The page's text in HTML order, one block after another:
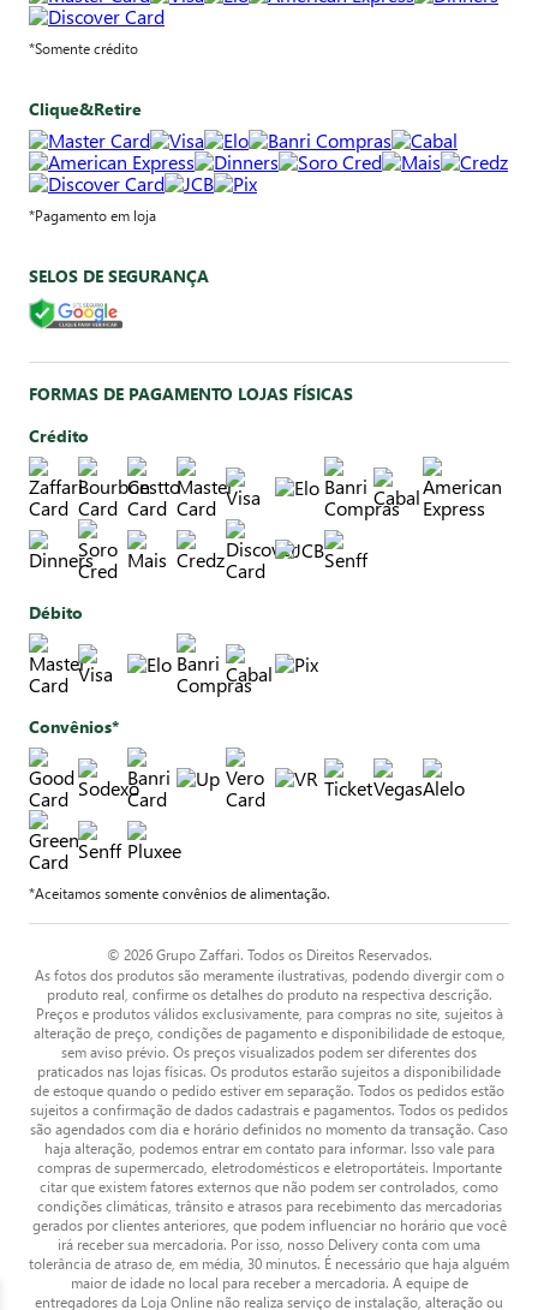
*Somente crédito
Clique&Retire
*Pagamento em loja
SELOS DE SEGURANÇA
FORMAS DE PAGAMENTO LOJAS FÍSICAS
Crédito
Débito
Convênios*
*Aceitamos somente convênios de alimentação.
© 2026 Grupo Zaffari. Todos os Direitos Reservados.
As fotos dos produtos são meramente ilustrativas, podendo divergir com o
produto real, confirme os detalhes do produto na respectiva descrição.
Preços e produtos válidos exclusivamente, para compras no site, sujeitos à
alteração de preço, condições de pagamento e disponibilidade de estoque,
sem aviso prévio. Os preços visualizados podem ser diferentes dos
praticados nas lojas físicas. Os produtos estarão sujeitos a disponibilidade
de estoque quando o pedido estiver em separação. Todos os pedidos estão
sujeitos a confirmação de dados cadastrais e pagamentos. Todos os pedidos
são agendados com dia e horário definidos no momento da transação. Caso
haja alteração, podemos entrar em contato para informar. Isso vale para
compras de supermercado, eletrodomésticos e eletroportáteis. Importante
citar que existem fatores externos que não podem ser controlados, como
condições climáticas, trânsito e atrasos para recebimento das mercadorias
gerados por clientes anteriores, que podem influenciar no horário que você
irá receber sua mercadoria. Por isso, nosso Delivery conta com uma
tolerância de atraso de, em média, 30 minutos. É necessário que haja alguém
maior de idade no local para receber a mercadoria. A equipe de
entregadores da Loja Online não realiza serviço de instalação, alteração ou